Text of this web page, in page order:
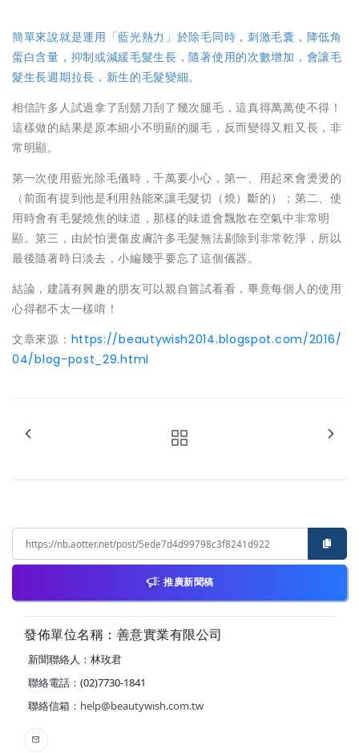
簡單來說就是運用「藍光熱力」於除毛同時，刺激毛囊，降低角
蛋白含量，抑制或減緩毛髮生長，隨著使用的次數增加，會讓毛
髮生長週期拉長，新生的毛髮變細。
相信許多人試過拿了刮鬍刀刮了幾次腿毛，這真得萬萬使不得！
這樣做的結果是原本細小不明顯的腿毛，反而變得又粗又長，非
常明顯。
第一次使用藍光除毛儀時，千萬要小心，第一、用起來會燙燙的
（前面有提到他是利用熱能來讓毛髮切（燒）斷的）；第二、使
用時會有毛髮燒焦的味道，那樣的味道會飄散在空氣中非常明
顯。第三，由於怕燙傷皮膚許多毛髮無法剔除到非常乾淨，所以
最後隨著時日淡去，小編幾乎要忘了這個儀器。
結論，建議有興趣的朋友可以親自嘗試看看，畢竟每個人的使用
心得都不太一樣唷！
文章來源： https://beautywish2014.blogspot.com/2016/
04/blog-post_29.html
推廣新聞稿
發佈單位名稱：善意實業有限公司
新聞聯絡人：林玫君
聯絡電話：(02)7730-1841
聯絡信箱： help@beautywish.com.tw